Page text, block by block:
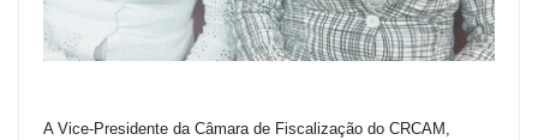
A Vice-Presidente da Câmara de Fiscalização do CRCAM,